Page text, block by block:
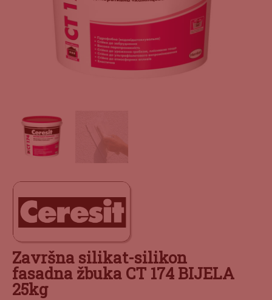
Završna silikat-silikon
fasadna žbuka CT 174 BIJELA
25kg